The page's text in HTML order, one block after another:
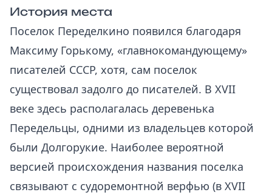
История места
Поселок Переделкино появился благодаря
Максиму Горькому, «главнокомандующему»
писателей СССР, хотя, сам поселок
существовал задолго до писателей. В XVII
веке здесь располагалась деревенька
Передельцы, одними из владельцев которой
были Долгорукие. Наиболее вероятной
версией происхождения названия поселка
связывают с судоремонтной верфью (в XVII